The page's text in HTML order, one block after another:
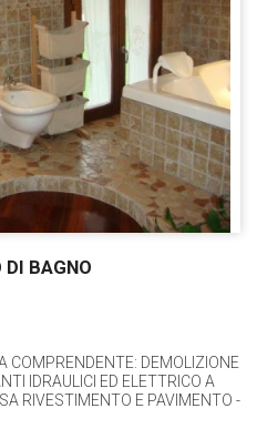
DI BAGNO
COMPRENDENTE: DEMOLIZIONE
IDRAULICI ED ELETTRICO A
RIVESTIMENTO E PAVIMENTO -